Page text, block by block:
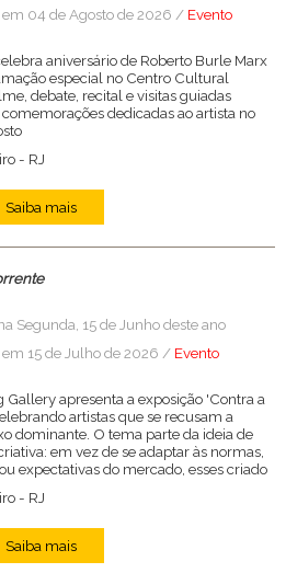
04 de Agosto de 2026 / Evento
aniversário de Roberto Burle Marx
especial no Centro Cultural
debate, recital e visitas guiadas
dedicadas ao artista no
- RJ
Saiba mais
Segunda, 15 de Junho deste ano
15 de Julho de 2026 / Evento
Gallery apresenta a exposição 'Contra a
artistas que se recusam a
dominante. O tema parte da ideia de
em vez de se adaptar às normas,
expectativas do mercado, esses criado
- RJ
Saiba mais